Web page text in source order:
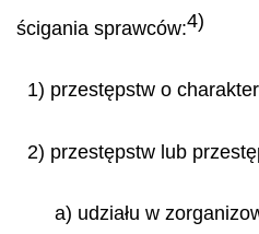
ścigania sprawców:4)
1) przestępstw o
2) przestępstw lub
a) udziału w